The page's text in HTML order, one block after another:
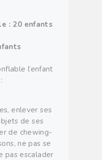
: 20 enfants
l’enfant
enlever ses
de ses
de chewing-
ne pas se
pas escalader